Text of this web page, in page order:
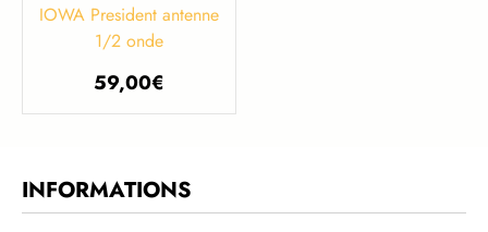
IOWA President antenne
1/2 onde
59,00€
INFORMATIONS